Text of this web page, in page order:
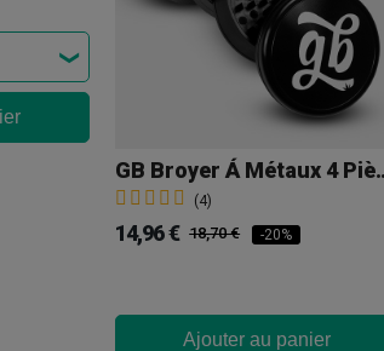
GB Broyer
(4)
14,96 € 18,70 € -20%
Ajouter au panier